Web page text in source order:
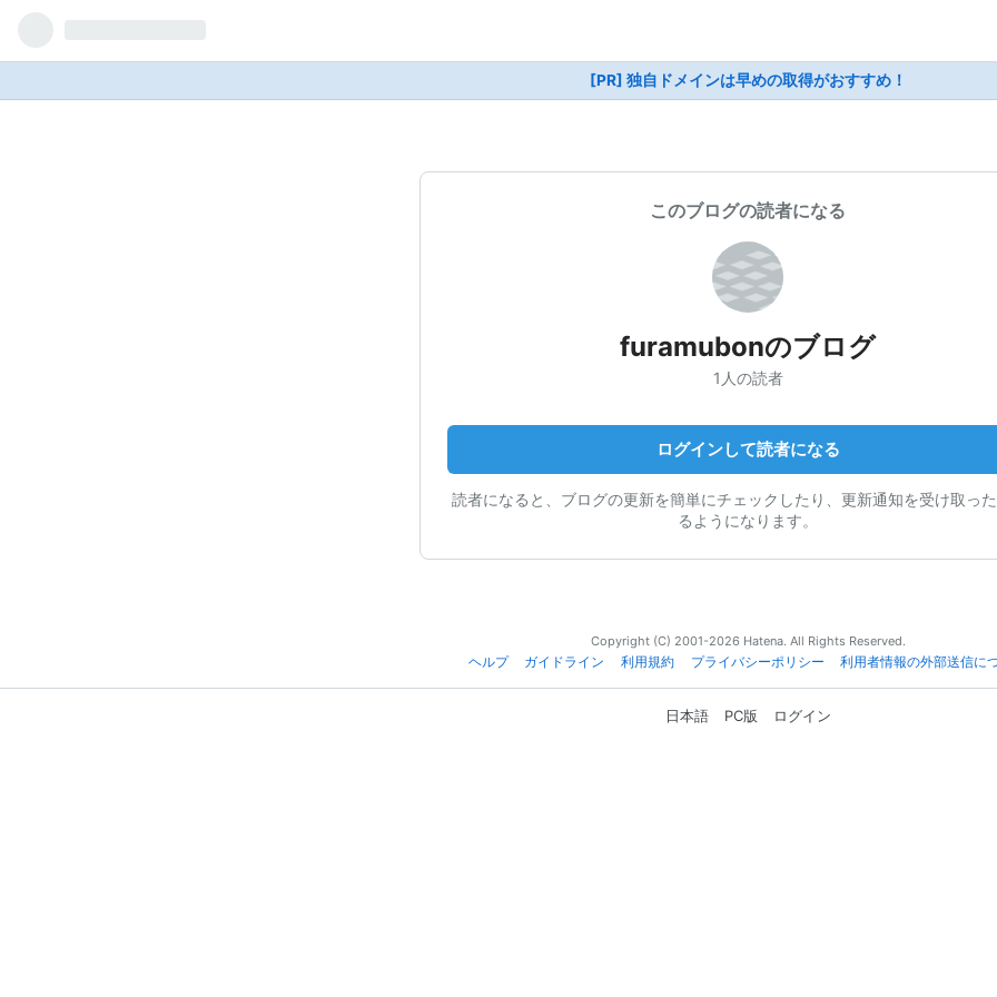
[PR] 独自ドメインは早めの取得がおすすめ！
このブログの読者になる
furamubonのブログ
1人の読者
ログインして読者になる
読者になると、ブログの更新を簡単にチェックしたり、更新通知を受け取っ
るようになります。
Copyright (C) 2001-2026 Hatena. All Rights Reserved.
ヘルプ
ガイドライン 利用規約 プライバシーポリシー 利用者情報の外部送信に
日本語 PC版 ログイン